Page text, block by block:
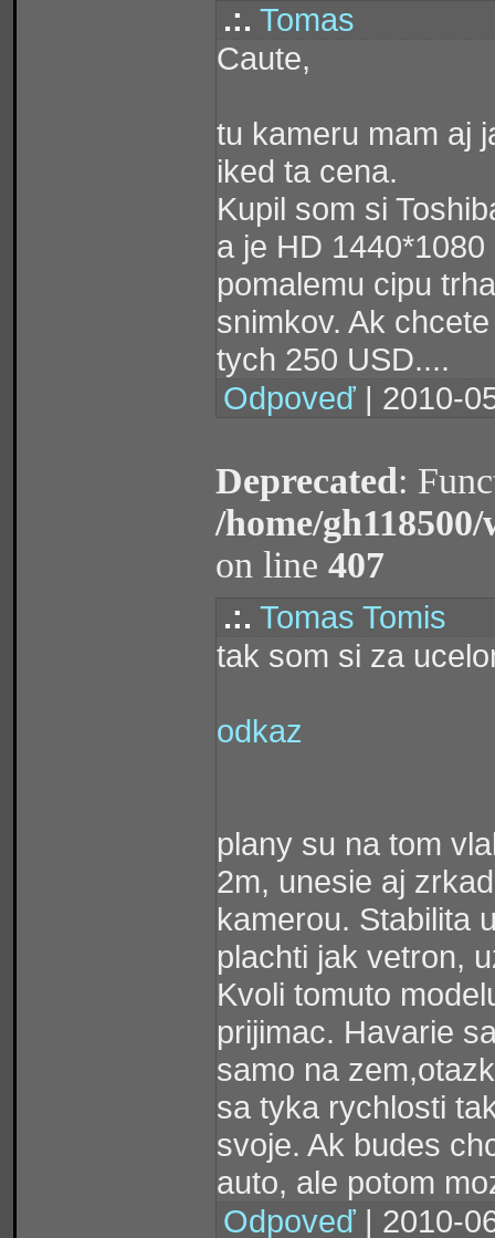
.:. Tomas
Caute,
tu kameru mam aj
iked ta cena.
Kupil som si
a je HD
pomalemu cipu
snimkov. Ak
tych 250 USD....
Odpoveď | 2010-
Deprecated:
/home/
on line 407
.:. Tomas Tomis
tak som si za
odkaz
plany su na tom
2m, unesie aj
kamerou. Stabilita
plachti jak vetron,
Kvoli tomuto
prijimac. Havarie
samo na
sa tyka rychlosti
svoje. Ak budes
auto, ale potom
Odpoveď | 2010-